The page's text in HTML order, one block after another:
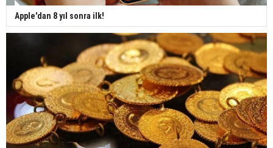
Apple'dan 8 yıl sonra ilk!